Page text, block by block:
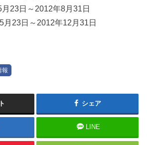
23日～2012年8月31日
月23日～2012年12月31日
報
シェア
LINE